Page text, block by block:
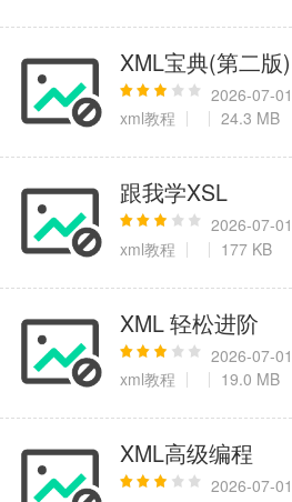
XML宝典(第二版)
2026-07-01
xml教程
24.3 MB
跟我学XSL
2026-07-01
xml教程
177 KB
XML 轻松进阶
2026-07-01
xml教程
19.0 MB
XML高级编程
2026-07-01